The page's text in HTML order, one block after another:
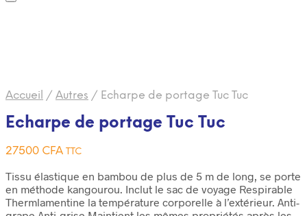
Accueil / Autres / Echarpe de portage Tuc Tuc
Echarpe de portage Tuc Tuc
27500 CFA TTC
Tissu élastique en bambou de plus de 5 m de long, se porte
en méthode kangourou. Inclut le sac de voyage Respirable
Thermlamentine la température corporelle à l’extérieur. Anti-